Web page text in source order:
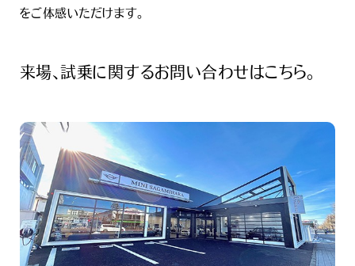
をご体感いただけます。
来場、試乗に関するお問い合わせはこちら。